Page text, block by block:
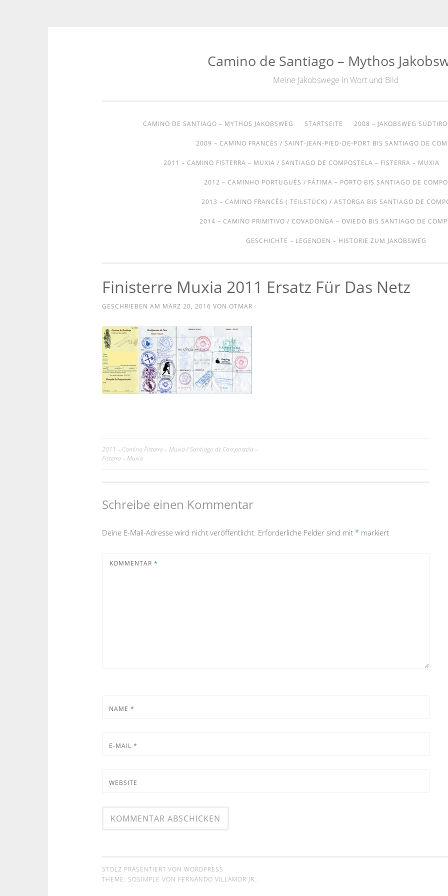
Camino de Santiago – Mythos
Meine Jakobswege in Wort und Bild
CAMINO DE SANTIAGO – MYTHOS JAKOBSWEG STARTSEITE 2008 – JAKOBSWEG
2009 – CAMINO FRANCÉS / SAINT-JEAN-PIED-DE-PORT BIS SANTIAGO DE
2011 – CAMINO FISTERRA – MUXIA / SANTIAGO DE COMPOSTELA – FISTERRA – MUXIA
2012 – CAMINHO PORTUGUÊS / FÁTIMA – PORTO BIS SANTIAGO DE
2013 – CAMINO FRANCÉS ( TEILSTÜCK) / ASTORGA BIS SANTIAGO DE
2014 – CAMINO PRIMITIVO / COVADONGA – OVIEDO BIS SANTIAGO DE
GESCHICHTE – LEGENDEN – HISTORIE ZUM JAKOBSWEG
Finisterre Muxia 2011 Ersatz Für Das Netz
GESCHRIEBEN AM MÄRZ 20, 2016 VON OTMAR
Beitrags-
2011 – Camino Fisterra – Muxia / Santiago de Compostela –
Fisterra – Muxia
Schreibe einen Kommentar
Deine E-Mail-Adresse wird nicht veröffentlicht. Erforderliche Felder sind mit *markiert
KOMMENTAR *
NAME *
E-MAIL *
WEBSITE
STOLZ PRÄSENTIERT VON WORDPRESS
THEME: SOSIMPLE VON FERNANDO VILLAMOR JR..